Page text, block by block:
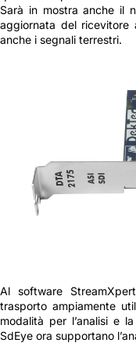
Sarà in mostra anche il
aggiornata del ricevitore
anche i segnali terrestri.
Al software
trasporto ampiamente
modalità per l’analisi e
SdEye ora supportano